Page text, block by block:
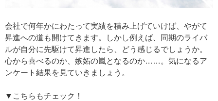
会社で何年かにわたって実績を積み上げていけば、やがて
昇進への道も開けてきます。しかし例えば、同期のライバ
ルが自分に先駆けて昇進したら、どう感じるでしょうか。
心から喜べるのか、嫉妬の嵐となるのか……。気になるア
ンケート結果を見ていきましょう。
▼こちらもチェック！